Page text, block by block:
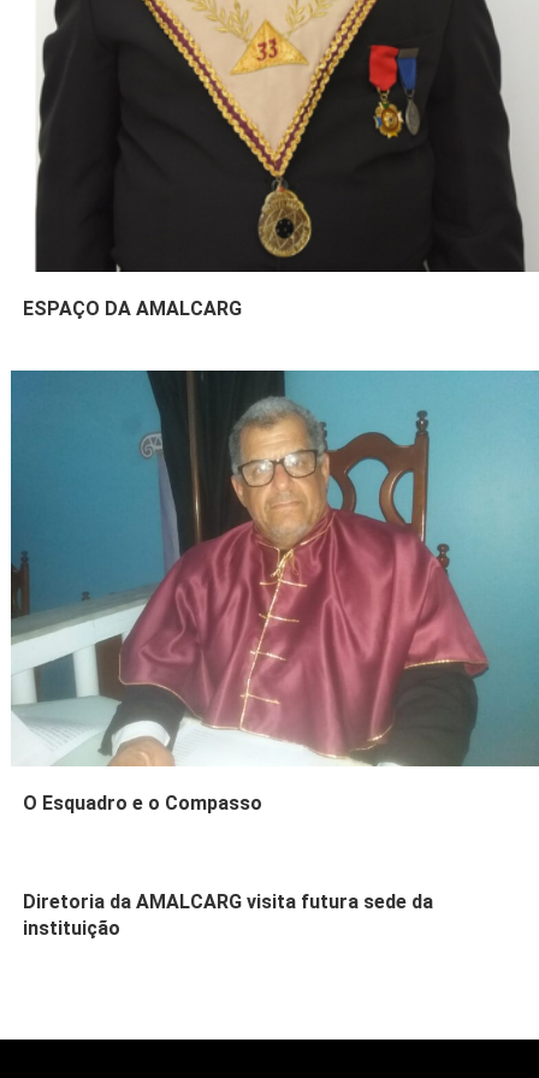
ESPAÇO DA AMALCARG
O Esquadro e o Compasso
Diretoria da AMALCARG visita futura sede da
instituição